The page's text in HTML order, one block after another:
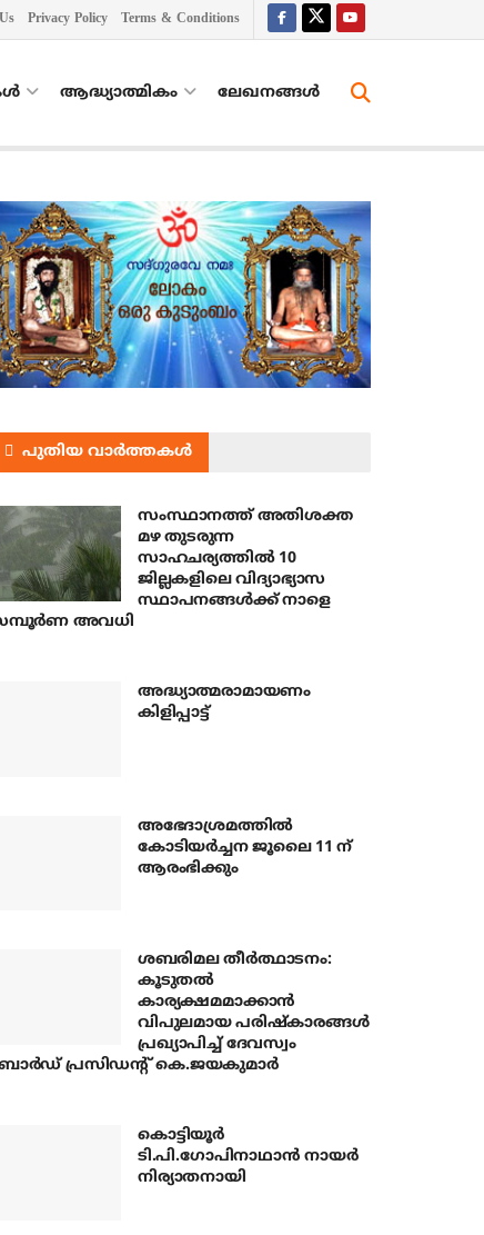
Privacy Policy Terms & Conditions
ആദ്ധ്യാത്മികം ലേഖനങ്ങള്‍
പുതിയ വാർത്തകൾ
സംസ്ഥാനത്ത് അതിശക്ത
മഴ തുടരുന്ന
സാഹചര്യത്തിൽ 10
ജില്ലകളിലെ വിദ്യാഭ്യാസ
സ്ഥാപനങ്ങൾക്ക് നാളെ
അവധി
അദ്ധ്യാത്മരാമായണം
കിളിപ്പാട്ട്
അഭേദാശ്രമത്തില്‍
കോടിയര്‍ച്ചന ജൂലൈ 11 ന്
ആരംഭിക്കും
ശബരിമല തീര്‍ത്ഥാടനം:
കൂടുതല്‍
കാര്യക്ഷമമാക്കാന്‍
വിപുലമായ പരിഷ്‌കാരങ്ങള്‍
പ്രഖ്യാപിച്ച് ദേവസ്വം
പ്രസിഡന്റ് കെ.ജയകുമാര്‍
കൊട്ടിയൂര്‍
ടി.പി.ഗോപിനാഥാന്‍ നായര്‍
നിര്യാതനായി